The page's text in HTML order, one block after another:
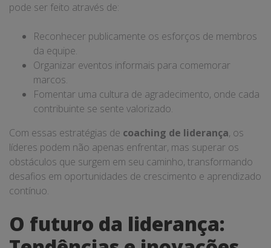
pode ser feito através de:
Reconhecer publicamente os esforços de membros
da equipe.
Organizar eventos informais para comemorar
marcos.
Fomentar uma cultura de agradecimento, onde cada
contribuinte se sente valorizado.
Com essas estratégias de coaching de liderança, os
líderes podem não apenas enfrentar, mas superar os
obstáculos que surgem em seu caminho, transformando
desafios em oportunidades de crescimento e aprendizado
contínuo.
O futuro da liderança: